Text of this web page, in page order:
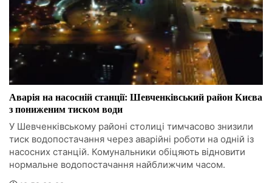
Аварія на насосній станції: Шевченківський район Києва
з пониженим тиском води
У Шевченківському районі столиці тимчасово знизили
тиск водопостачання через аварійні роботи на одній із
насосних станцій. Комунальники обіцяють відновити
нормальне водопостачання найближчим часом.